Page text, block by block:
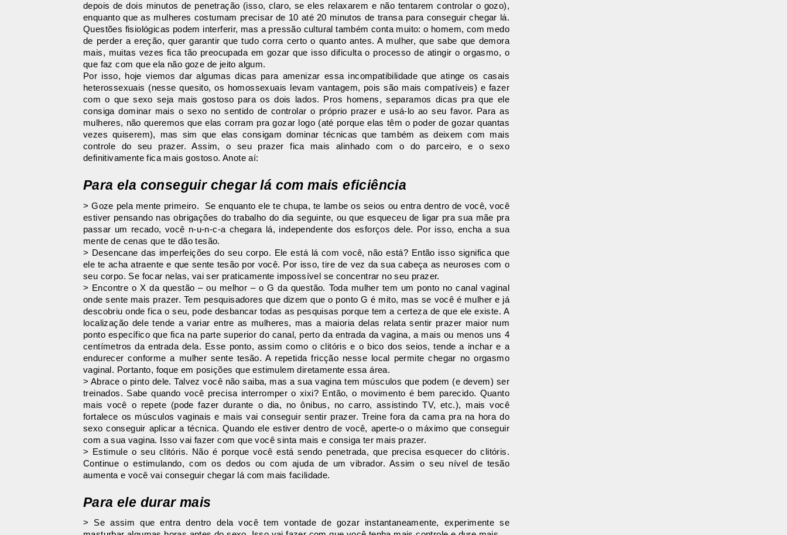
depois de dois minutos de penetração (isso, claro, se eles relaxarem e não tentarem controlar o gozo),
enquanto que as mulheres costumam precisar de 10 até 20 minutos de transa para conseguir chegar lá.
Questões fisiológicas podem interferir, mas a pressão cultural também conta muito: o homem, com medo
de perder a ereção, quer garantir que tudo corra certo o quanto antes. A mulher, que sabe que demora
mais, muitas vezes fica tão preocupada em gozar que isso dificulta o processo de atingir o orgasmo, o
que faz com que ela não goze de jeito algum.
Por isso, hoje viemos dar algumas dicas para amenizar essa incompatibilidade que atinge os casais
heterossexuais (nesse quesito, os homossexuais levam vantagem, pois são mais compatíveis) e fazer
com o que sexo seja mais gostoso para os dois lados. Pros homens, separamos dicas pra que ele
consiga dominar mais o sexo no sentido de controlar o próprio prazer e usá-lo ao seu favor. Para as
mulheres, não queremos que elas corram pra gozar logo (até porque elas têm o poder de gozar quantas
vezes quiserem), mas sim que elas consigam dominar técnicas que também as deixem com mais
controle do seu prazer. Assim, o seu prazer fica mais alinhado com o do parceiro, e o sexo
definitivamente fica mais gostoso. Anote aí:
Para ela conseguir chegar lá com mais eficiência
> Goze pela mente primeiro. Se enquanto ele te chupa, te lambe os seios ou entra dentro de você, você
estiver pensando nas obrigações do trabalho do dia seguinte, ou que esqueceu de ligar pra sua mãe pra
passar um recado, você n-u-n-c-a chegara lá, independente dos esforços dele. Por isso, encha a sua
mente de cenas que te dão tesão.
> Desencane das imperfeições do seu corpo. Ele está lá com você, não está? Então isso significa que
ele te acha atraente e que sente tesão por você. Por isso, tire de vez da sua cabeça as neuroses com o
seu corpo. Se focar nelas, vai ser praticamente impossível se concentrar no seu prazer.
> Encontre o X da questão – ou melhor – o G da questão. Toda mulher tem um ponto no canal vaginal
onde sente mais prazer. Tem pesquisadores que dizem que o ponto G é mito, mas se você é mulher e já
descobriu onde fica o seu, pode desbancar todas as pesquisas porque tem a certeza de que ele existe. A
localização dele tende a variar entre as mulheres, mas a maioria delas relata sentir prazer maior num
ponto específico que fica na parte superior do canal, perto da entrada da vagina, a mais ou menos uns 4
centímetros da entrada dela. Esse ponto, assim como o clitóris e o bico dos seios, tende a inchar e a
endurecer conforme a mulher sente tesão. A repetida fricção nesse local permite chegar no orgasmo
vaginal. Portanto, foque em posições que estimulem diretamente essa área.
> Abrace o pinto dele. Talvez você não saiba, mas a sua vagina tem músculos que podem (e devem) ser
treinados. Sabe quando você precisa interromper o xixi? Então, o movimento é bem parecido. Quanto
mais você o repete (pode fazer durante o dia, no ônibus, no carro, assistindo TV, etc.), mais você
fortalece os músculos vaginais e mais vai conseguir sentir prazer. Treine fora da cama pra na hora do
sexo conseguir aplicar a técnica. Quando ele estiver dentro de você, aperte-o o máximo que conseguir
com a sua vagina. Isso vai fazer com que você sinta mais e consiga ter mais prazer.
> Estimule o seu clitóris. Não é porque você está sendo penetrada, que precisa esquecer do clitóris.
Continue o estimulando, com os dedos ou com ajuda de um vibrador. Assim o seu nível de tesão
aumenta e você vai conseguir chegar lá com mais facilidade.
Para ele durar mais
> Se assim que entra dentro dela você tem vontade de gozar instantaneamente, experimente se